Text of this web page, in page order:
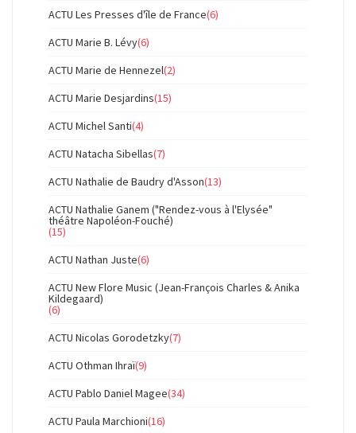
ACTU Les Presses d'île de France(6)
ACTU Marie B. Lévy(6)
ACTU Marie de Hennezel(2)
ACTU Marie Desjardins(15)
ACTU Michel Santi(4)
ACTU Natacha Sibellas(7)
ACTU Nathalie de Baudry d'Asson(13)
ACTU Nathalie Ganem ("Rendez-vous à l'Elysée"
théâtre Napoléon-Fouché)
(15)
ACTU Nathan Juste(6)
ACTU New Flore Music (Jean-François Charles & Anika
Kildegaard)
(6)
ACTU Nicolas Gorodetzky(7)
ACTU Othman Ihraï(9)
ACTU Pablo Daniel Magee(34)
ACTU Paula Marchioni(16)